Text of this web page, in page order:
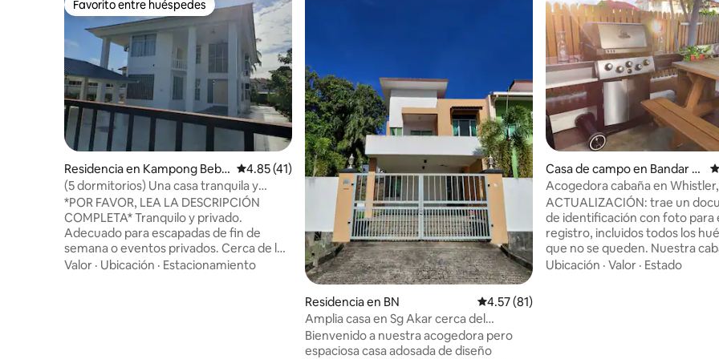
Favorito entre huéspedes
Favorito entre huéspedes
Residencia en Kampong Beba
tik
Calificación promedio: 4.85 de 5; 41 evaluaciones
4.85 (41)
(5 dormitorios) Una casa tranquila y
privada
*POR FAVOR, LEA LA DESCRIPCIÓN
COMPLETA* Tranquilo y privado.
Adecuado para escapadas de fin de
semana o eventos privados. Cerca de los
servicios. Servicio de transporte desde y
Valor · Ubicación · Estacionamiento
Residencia en BN Calificación promedio: 4.57 de 5; 81
4.57 (81)
Amplia casa en Sg Akar cerca del
aeropuerto y centros comerciales
Bienvenido a nuestra acogedora pero
espaciosa casa adosada de diseño
Casa de campo en Bandar S
eri Begawan
Acogedora cabaña en
ACTUALIZACIÓN: trae un
de identificación con foto para
registro, incluidos todos los
que no se queden. Nuestra cabaña es un
concepto de diseño industrial
Ubicación · Valor · Estado